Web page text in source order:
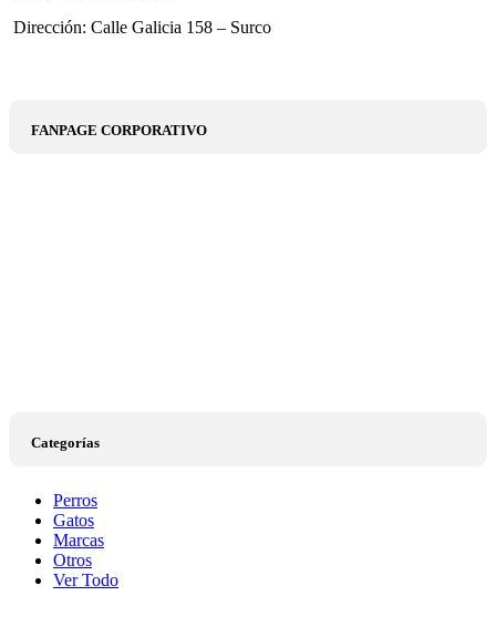
Dirección: Calle Galicia 158 – Surco
FANPAGE CORPORATIVO
Categorías
Perros
Gatos
Marcas
Otros
Ver Todo